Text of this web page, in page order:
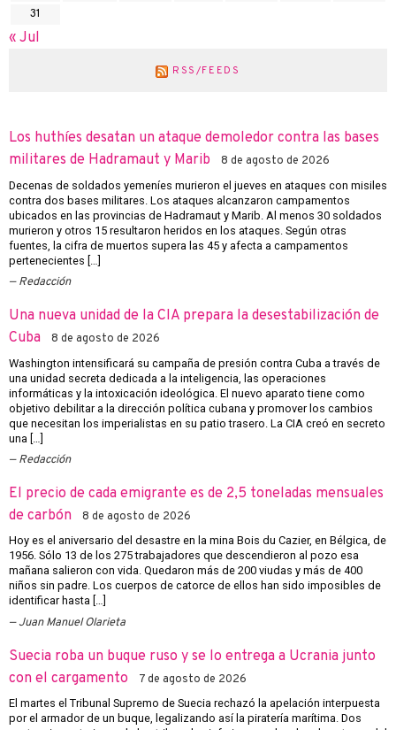
31
« Jul
RSS/FEEDS
Los huthíes desatan un ataque demoledor contra las bases
militares de Hadramaut y Marib
8 de agosto de 2026
Decenas de soldados yemeníes murieron el jueves en ataques con misiles
contra dos bases militares. Los ataques alcanzaron campamentos
ubicados en las provincias de Hadramaut y Marib. Al menos 30 soldados
murieron y otros 15 resultaron heridos en los ataques. Según otras
fuentes, la cifra de muertos supera las 45 y afecta a campamentos
pertenecientes […]
Redacción
Una nueva unidad de la CIA prepara la desestabilización de
Cuba
8 de agosto de 2026
Washington intensificará su campaña de presión contra Cuba a través de
una unidad secreta dedicada a la inteligencia, las operaciones
informáticas y la intoxicación ideológica. El nuevo aparato tiene como
objetivo debilitar a la dirección política cubana y promover los cambios
que necesitan los imperialistas en su patio trasero. La CIA creó en secreto
una […]
Redacción
El precio de cada emigrante es de 2,5 toneladas mensuales
de carbón
8 de agosto de 2026
Hoy es el aniversario del desastre en la mina Bois du Cazier, en Bélgica, de
1956. Sólo 13 de los 275 trabajadores que descendieron al pozo esa
mañana salieron con vida. Quedaron más de 200 viudas y más de 400
niños sin padre. Los cuerpos de catorce de ellos han sido imposibles de
identificar hasta […]
Juan Manuel Olarieta
Suecia roba un buque ruso y se lo entrega a Ucrania junto
con el cargamento
7 de agosto de 2026
El martes el Tribunal Supremo de Suecia rechazó la apelación interpuesta
por el armador de un buque, legalizando así la piratería marítima. Dos